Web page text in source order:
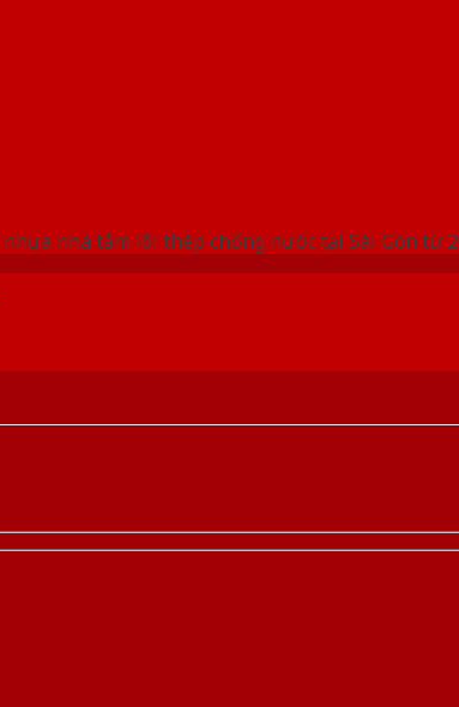
nhà tắm lõi thép chống nước tại Sài Gòn từ